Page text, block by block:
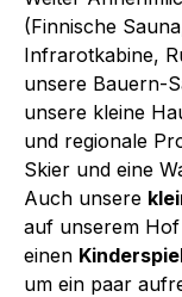
(Finnische
Infrarotkabine,
unsere Bauern-
unsere kleine
und regionale
Skier und eine
Auch unsere
auf unserem
einen
um ein paar